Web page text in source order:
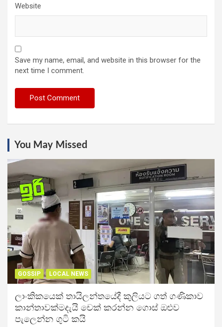
Website
Save my name, email, and website in this browser for the
next time I comment.
You May Missed
GOSSIP LOCAL NEWS
ලාංකිකයෙක් තායිලන්තයේදී කුලියට ගත් ගණිකාව
කාන්තාවක්මදැයි චෙක් කරන්න ගොස් ඔළුව
පැලෙන්න ගුටි කයි